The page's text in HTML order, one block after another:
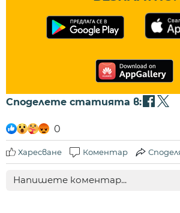
Споделете статията в:
0
Харесване Коментар